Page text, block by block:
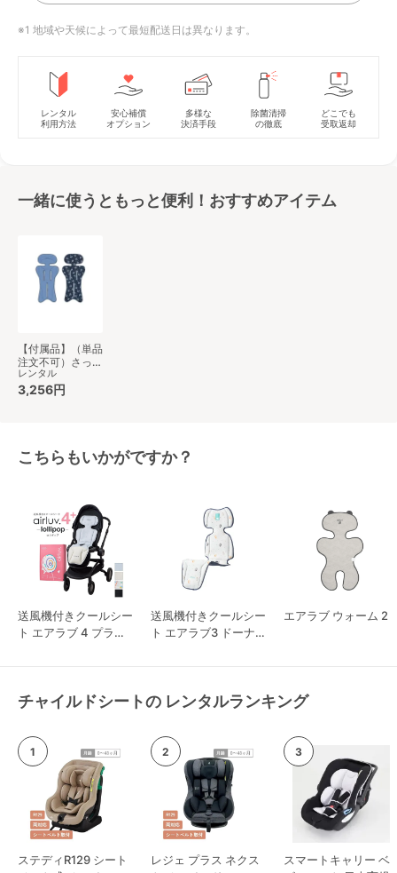
※1 地域や天候によって最短配送日は異なります。
レンタル
利用方法
安心補償
オプション
多様な
決済手段
除菌清掃
の徹底
どこでも
受取返却
一緒に使うともっと便利！おすすめアイテム
【付属品】（単品
注文不可）さっと
洗えるサラッとマ
ット ベビーカー
レンタル
3,256円
こちらもいかがですか？
送風機付きクールシー
ト エアラブ 4 プラス
送風機付きクールシー
ト エアラブ3 ドーナ
エアラブ ウォーム 2
チャイルドシートの レンタルランキング
ステディR129 シート
レジェ プラス ネクス
スマートキャリー ベ